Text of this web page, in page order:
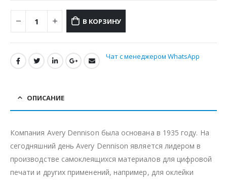
В КОРЗИНУ
Чат с менеджером WhatsApp
ОПИСАНИЕ
Компания Avery Dennison была основана в 1935 году. На
сегодняшний день Avery Dennison является лидером в
производстве самоклеящихся материалов для цифровой
печати и других применений, например, для оклейки